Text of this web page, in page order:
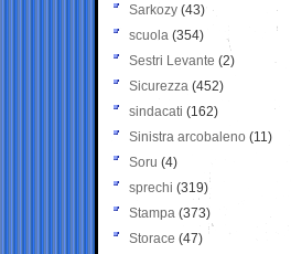
Sarkozy (43)
scuola (354)
Sestri Levante (2)
Sicurezza (452)
sindacati (162)
Sinistra arcobaleno (11)
Soru (4)
sprechi (319)
Stampa (373)
Storace (47)